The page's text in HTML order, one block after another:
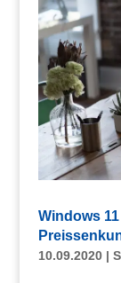
Windows
10.09.2020|